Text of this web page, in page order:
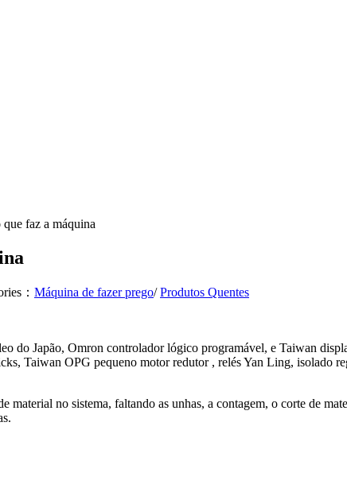
faz a máquina
： Máquina de fazer prego/Produtos Quentes
do Japão, Omron controlador lógico programável, e Taiwan
Taiwan OPG pequeno motor redutor , relés Yan Ling, isolado
no sistema, faltando as unhas, a contagem, o corte de